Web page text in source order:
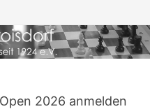
2026 anmelden